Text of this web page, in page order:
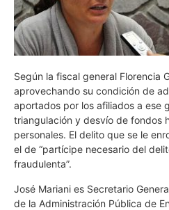
Según la fiscal general Florencia
aprovechando su condición de
aportados por los afiliados a ese
triangulación y desvío de fondos
personales. El delito que se le
el de “partícipe necesario del
fraudulenta”.
José Mariani es Secretario
de la Administración Pública de